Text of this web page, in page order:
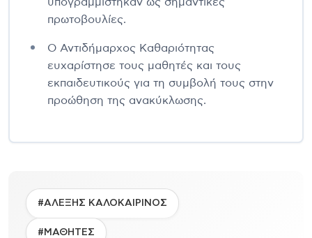
πρωτοβουλίες.
Ο Αντιδήμαρχος Καθαριότητας
ευχαρίστησε τους μαθητές και τους
εκπαιδευτικούς για τη συμβολή τους στην
προώθηση της ανακύκλωσης.
#ΑΛΕΞΗΣ ΚΑΛΟΚΑΙΡΙΝΟΣ
#ΜΑΘΗΤΕΣ